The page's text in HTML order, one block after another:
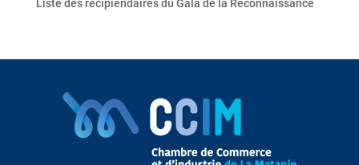
Liste des récipiendaires du Gala de la Reconnaissance